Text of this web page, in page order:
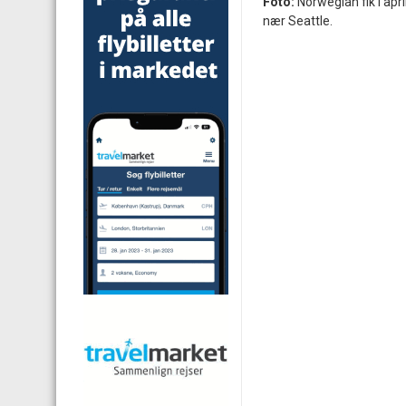
nær Seattle.